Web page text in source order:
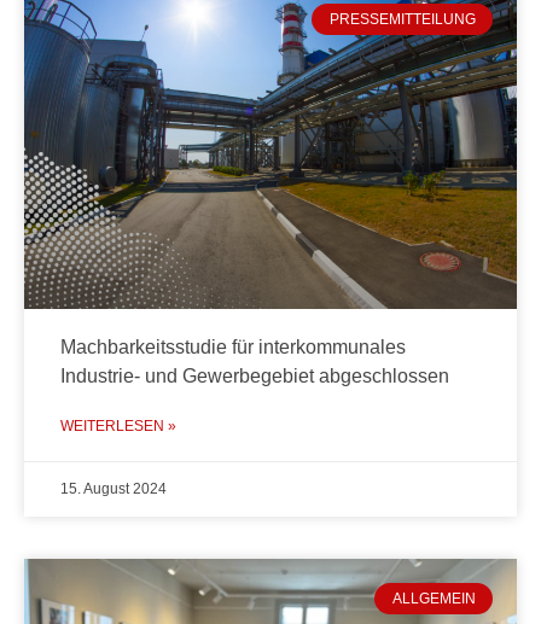
PRESSEMITTEILUNG
Machbarkeitsstudie für interkommunales
Industrie- und Gewerbegebiet abgeschlossen
WEITERLESEN »
15. August 2024
ALLGEMEIN